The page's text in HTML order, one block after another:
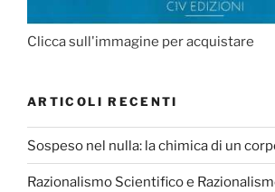
Clicca sull'immagine per acquistare
ARTICOLI RECENTI
Sospeso nel nulla: la chimica di un
Razionalismo Scientifico e